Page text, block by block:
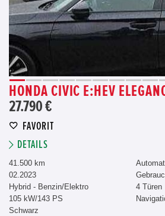
HONDA CIVIC E:HEV
27.790 €
FAVORIT
DETAILS
41.500 km
02.2023
Hybrid - Benzin/Elektro
105 kW/143 PS
Schwarz
4 Türen